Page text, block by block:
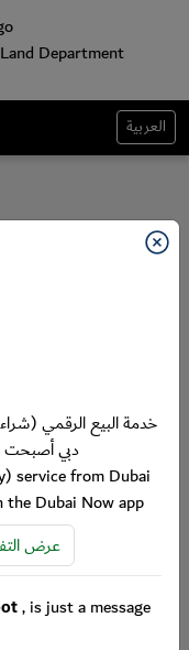
العربية
خدمة البيع الرقمي
دبي أصبحت
service from Dubai
the Dubai Now app
عرض
, is just a message